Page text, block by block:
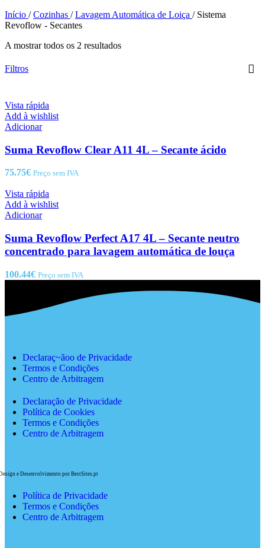
Início / Cozinhas / Lavagem Automática de Loiça / Sistema
Revoflow - Secantes
A mostrar todos os 2 resultados
Filtros
Vista rápida
Add à wishlist
Adicionar
Suma Revoflow Clear A11 4L – Secante ácido
75.75€ Preço sem IVA
Vista rápida
Add à wishlist
Adicionar
Suma Revoflow Perfect A17 4L – Secante neutro
concentrado para lavagem automática de louça
100.44€ Preço sem IVA
Declaraç~ãoo de Privacidade
Termos e Condições
Centro de Arbitragem
Declaração de Privacidade
Política de Cookies
Termos e Condições
Centro de Arbitragem
e Desenvolvimento por BestSites.pt
Política de Privacidade
Termos e Condições
Centro de Arbitragem